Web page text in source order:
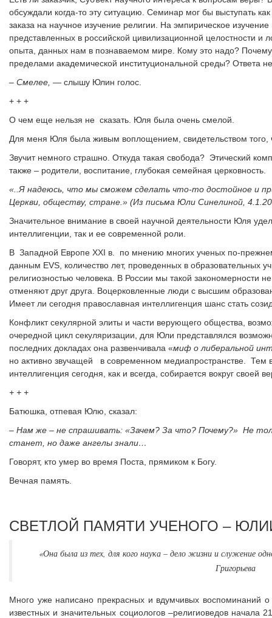
обсуждали когда-то эту ситуацию. Семинар мог бы выступать
заказа на научное изучение религии. На эмпирическое
представленных в российской цивилизационной целостности и
опыта, данных нам в познаваемом мире. Кому это надо?
пределами академической институциональной среды? Ответа
– Смелее, — слышу Юлин голос.
+ + +
О чем еще нельзя не сказать. Юля была очень смелой.
Для меня Юля была живым воплощением, свидетельством того,
Звучит немного страшно. Откуда такая свобода? Этический
также – родители, воспитание, глубокая семейная церковность.
«..Я надеюсь, что мы сможем сделать что-то достойное и
Церкви, обществу, стране.» (Из письма Юли Синелиной,
Значительное внимание в своей научной деятельности Юля
интеллигенции, так и ее современной роли.
В Западной Европе ХХI в. по мнению многих ученых по-
данным EVS, количество лет, проведенных в образовательных
религиозностью человека. В России мы такой закономерности
отменяют друг друга. Воцерковленные люди с высшим
Имеет ли сегодня православная интеллигенция шанс стать
Конфликт секулярной элиты и части верующего общества,
очередной цикл секуляризации, для Юли представлялся
последних докладах она развенчивала «миф о либеральной
но активно звучащей в современном медиапространстве. Тем
интеллигенция сегодня, как и всегда, собирается вокруг своей
+ + +
Батюшка, отпевая Юлю, сказал:
– Нам же – не спрашивать: «Зачем? За что? Почему?» Не
станет, но даже ангелы знали…
Говорят, кто умер во время Поста, прямиком к Богу.
Вечная память.
СВЕТЛОЙ ПАМЯТИ УЧЕНОГО –
«Она была из тех, для кого наука – дело жизни и служение
Григорьева
Много уже написано прекрасных и вдумчивых
известных и значительных социологов –религиоведов начала